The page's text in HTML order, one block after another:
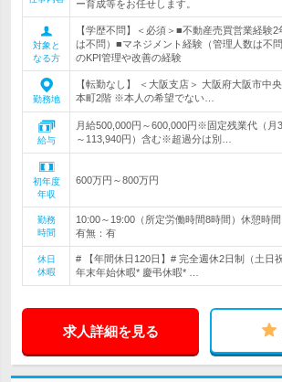
ー育成等をお任せします。
対象と
なる方
【学歴不問】＜必須＞■不動産売買営業経験
は不問）■マネジメント経験（管理人数は不
のKPI管理や改善の経験
勤務地
【転勤なし】 ＜大阪支店＞ 大阪府大阪市中
本町2階 ※本人の希望でない…
給与
月給500,000円～600,000円※固定残業代（月
～113,940円）含む※超過分は別…
初年度
年収
600万円～800万円
勤務
時間
10:00～19:00（所定労働時間8時間）休憩時
有無：有
休日
休暇
# 【年間休日120日】# 完全週休2日制（土日
年末年始休暇* 慶弔休暇* …
求人詳細を見る